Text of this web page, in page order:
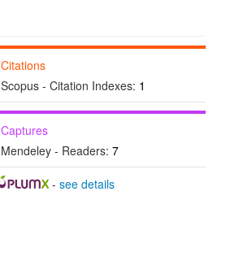
Citations
Scopus - Citation Indexes: 1
Captures
Mendeley - Readers: 7
- see details